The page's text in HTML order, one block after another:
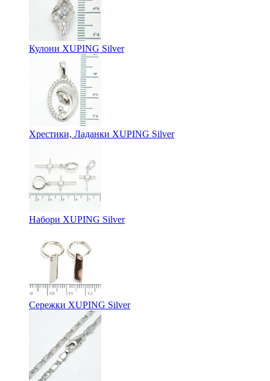
Кулони XUPING Silver
Хрестики, Ладанки XUPING Silver
Набори XUPING Silver
Сережки XUPING Silver